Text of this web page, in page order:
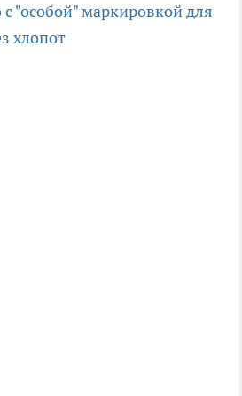
с "особой" маркировкой для
хлопот